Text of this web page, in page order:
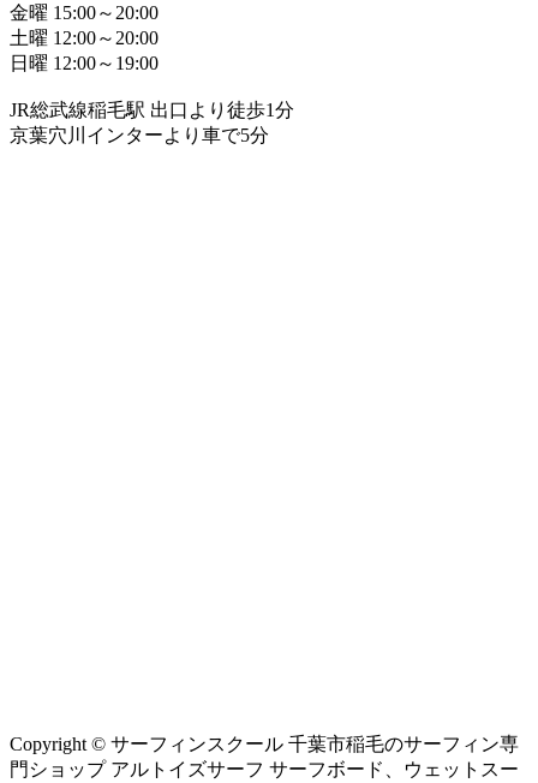
金曜 15:00～20:00
土曜 12:00～20:00
日曜 12:00～19:00
JR総武線稲毛駅 出口より徒歩1分
京葉穴川インターより車で5分
Copyright © サーフィンスクール 千葉市稲毛のサーフィン専
門ショップ アルトイズサーフ サーフボード、ウェットスー